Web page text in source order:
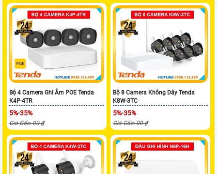
Bộ 4 Camera Ghi Âm POE Tenda
K4P-4TR
5%-35%
Giá Gốc: 00 ₫
Bộ 8 Camera Không Dây Tenda
K8W-3TC
5%-35%
Giá Gốc: 00 ₫